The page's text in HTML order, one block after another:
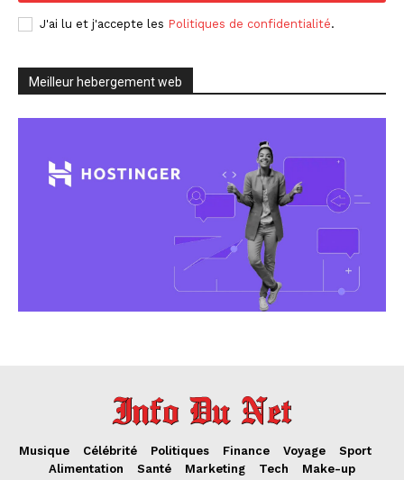
J'ai lu et j'accepte les Politiques de confidentialité.
Meilleur hebergement web
Musique Célébrité Politiques Finance Voyage
Sport
Alimentation
Santé Marketing Tech Make-up